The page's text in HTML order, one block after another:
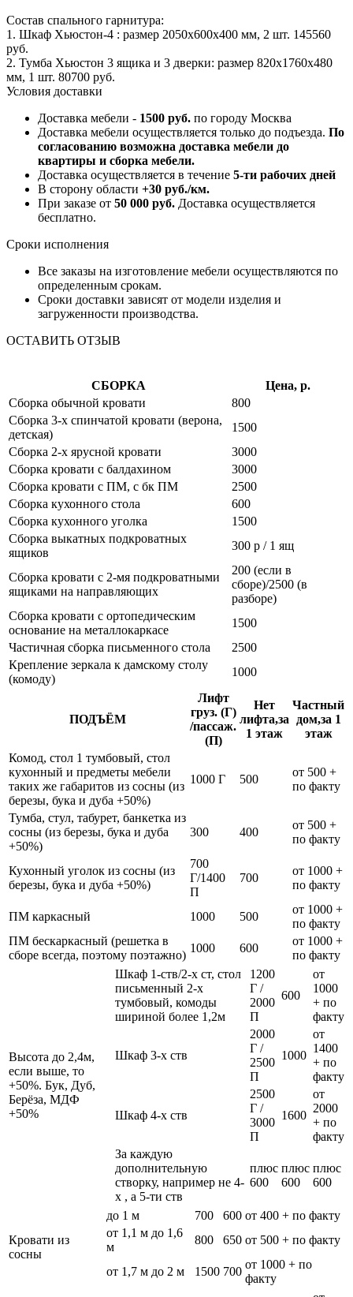
Состав спального гарнитура:
1. Шкаф Хьюстон-4 : размер 2050x600x400 мм, 2 шт. 145560
руб.
2. Тумба Хьюстон 3 ящика и 3 дверки: размер 820x1760x480
мм, 1 шт. 80700 руб.
Условия доставки
Доставка мебели - 1500 руб. по городу Москва
Доставка мебели осуществляется только до подъезда. По
согласованию возможна доставка мебели до
квартиры и сборка мебели.
Доставка осуществляется в течение 5-ти рабочих дней
В сторону области +30 руб./км.
При заказе от 50 000 руб. Доставка осуществляется
бесплатно.
Сроки исполнения
Все заказы на изготовление мебели осуществляются по
определенным срокам.
Сроки доставки зависят от модели изделия и
загруженности производства.
ОСТАВИТЬ ОТЗЫВ
СБОРКА
Цена, р.
Сборка обычной кровати
800
Сборка 3-х спинчатой кровати (верона,
детская)
1500
Сборка 2-х ярусной кровати
3000
Сборка кровати с балдахином
3000
Сборка кровати с ПМ, с бк ПМ
2500
Сборка кухонного стола
600
Сборка кухонного уголка
1500
Сборка выкатных подкроватных
ящиков
300 р / 1 ящ
Сборка кровати с 2-мя подкроватными
ящиками на направляющих
200 (если в
сборе)/2500 (в
разборе)
Сборка кровати с ортопедическим
основание на металлокаркасе
1500
Частичная сборка письменного стола
2500
Крепление зеркала к дамскому столу
(комоду)
1000
ПОДЪЁМ
Лифт
груз. (Г)
/пассаж.
(П)
Нет
лифта,за
1 этаж
Частный
дом,за 1
этаж
Комод, стол 1 тумбовый, стол
кухонный и предметы мебели
таких же габаритов из сосны (из
березы, бука и дуба +50%)
1000 Г 500
от 500 +
по факту
Тумба, стул, табурет, банкетка из
сосны (из березы, бука и дуба
+50%)
300 400
от 500 +
по факту
Кухонный уголок из сосны (из
березы, бука и дуба +50%)
700
Г/1400
П
700
от 1000 +
по факту
ПМ каркасный 1000 500
от 1000 +
по факту
ПМ бескаркасный (решетка в
сборе всегда, поэтому поэтажно)
1000 600
от 1000 +
по факту
Высота до 2,4м,
если выше, то
+50%. Бук, Дуб,
Берёза, МДФ
+50%
Шкаф 1-ств/2-х ст, стол
письменный 2-х
тумбовый, комоды
шириной более 1,2м
1200
Г /
2000
П
600
от
1000
+ по
факту
Шкаф 3-х ств
2000
Г /
2500
П
1000
от
1400
+ по
факту
Шкаф 4-х ств
2500
Г /
3000
П
1600
от
2000
+ по
факту
За каждую
дополнительную
створку, например не 4-
х , а 5-ти ств
плюс
600
плюс
600
плюс
600
Кровати из
сосны
до 1 м 700 600 от 400 + по факту
от 1,1 м до 1,6
м
800 650 от 500 + по факту
от 1,7 м до 2 м 1500 700
от 1000 + по
факту